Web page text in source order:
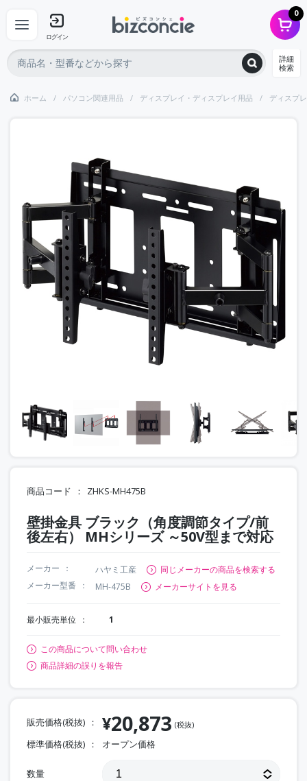
ログイン
0
詳細
検索
ホーム パソコン関連用品 ディスプレイ・ディスプレイ用品 ディスプ
商品コード ZHKS-MH475B
壁掛金具 ブラック（角度調節タイプ/前
後左右） MHシリーズ ～50V型まで対応
メーカー ハヤミ工産
同じメーカーの商品を検索する
メーカー型番
MH-475B メーカーサイトを見る
最小販売単位 1
この商品について問い合わせ
商品詳細の誤りを報告
販売価格(税抜) ¥20,873 (税抜)
標準価格(税抜) オープン価格
数量